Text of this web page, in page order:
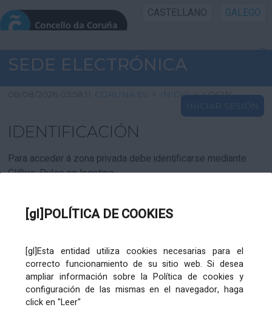
[gl]POLÍTICA DE COOKIES
[gl]Esta entidad utiliza cookies necesarias para el
correcto funcionamiento de su sitio web. Si desea
ampliar información sobre la Política de cookies y
configuración de las mismas en el navegador, haga
click en "Leer"
CASTELLANO GALEGO
INICIO SEDE
INICIO
INFORMACIÓN PÚBLICA
CARTAFOL CIDADÁN
SEDE ELECTRÓNICA
08/08/2026 03:58:11 CORUNA.ES > INICIO > LOGIN
INICIAR SESIÓN
IDENTIFICACIÓN
Para acceder á zona privada debe identificarse mediante
Cl@ve. Pulse no logotipo